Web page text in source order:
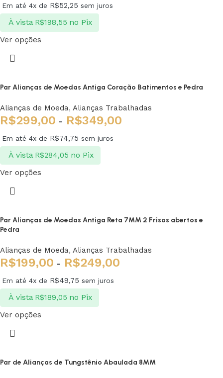
Em até 4x de R$52,25 sem juros
À vista R$198,55 no Pix
Ver opções
Par Alianças de Moedas Antiga Coração Batimentos e Pedra
Alianças de Moeda, Alianças Trabalhadas
R$299,00 - R$349,00
Em até 4x de R$74,75 sem juros
À vista R$284,05 no Pix
Ver opções
Par Alianças de Moedas Antiga Reta 7MM 2 Frisos abertos e
Pedra
Alianças de Moeda, Alianças Trabalhadas
R$199,00 - R$249,00
Em até 4x de R$49,75 sem juros
À vista R$189,05 no Pix
Ver opções
Par de Alianças de Tungstênio Abaulada 8MM